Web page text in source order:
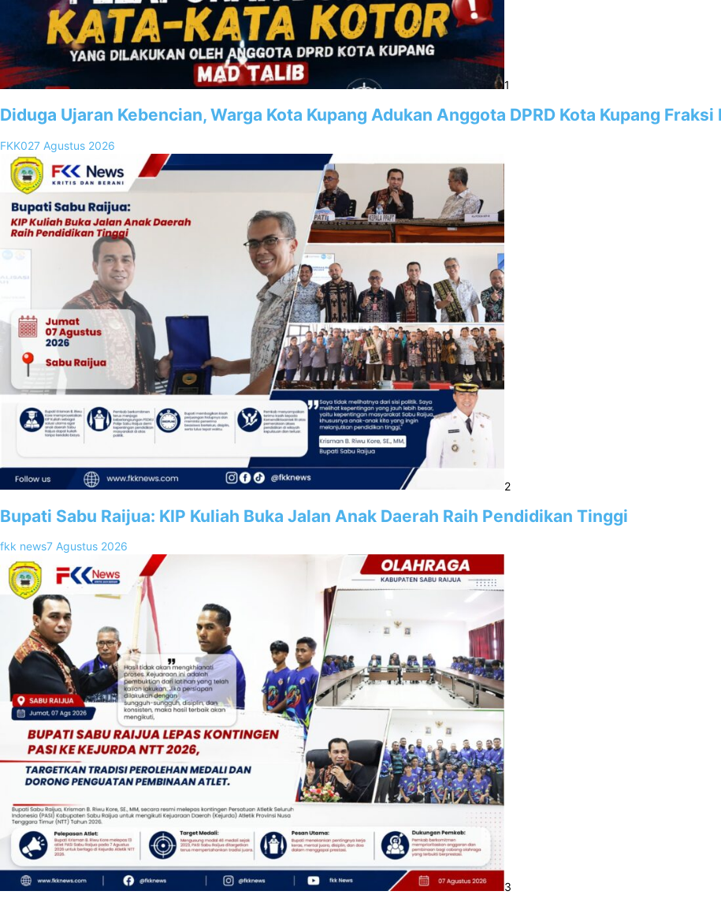
1
Diduga Ujaran Kebencian, Warga Kota Kupang Adukan Anggota DPRD Kota Kupang Fraksi
FKK027 Agustus 2026
2
Bupati Sabu Raijua: KIP Kuliah Buka Jalan Anak Daerah Raih Pendidikan Tinggi
fkk news7 Agustus 2026
3